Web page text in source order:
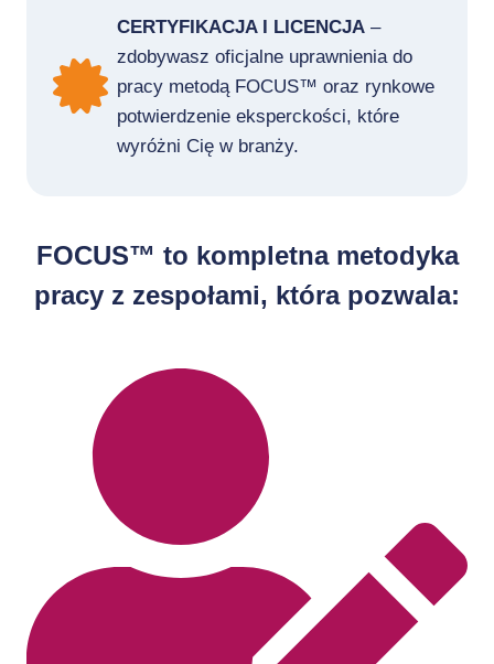
CERTYFIKACJA I LICENCJA –
zdobywasz oficjalne uprawnienia do
pracy metodą FOCUS™ oraz rynkowe
potwierdzenie eksperckości, które
wyróżni Cię w branży.
FOCUS™ to kompletna metodyka
pracy z zespołami, która pozwala: